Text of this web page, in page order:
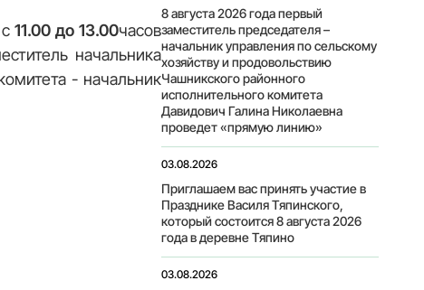
с11.00 до 13.00часов
начальника
- начальник
8 августа 2026 года первый
заместитель председателя –
начальник управления по сельскому
хозяйству и продовольствию
Чашникского районного
исполнительного комитета
Давидович Галина Николаевна
проведет «прямую линию»
03.08.2026
Приглашаем вас принять участие в
Празднике Василя Тяпинского,
который состоится 8 августа 2026
года в деревне Тяпино
03.08.2026